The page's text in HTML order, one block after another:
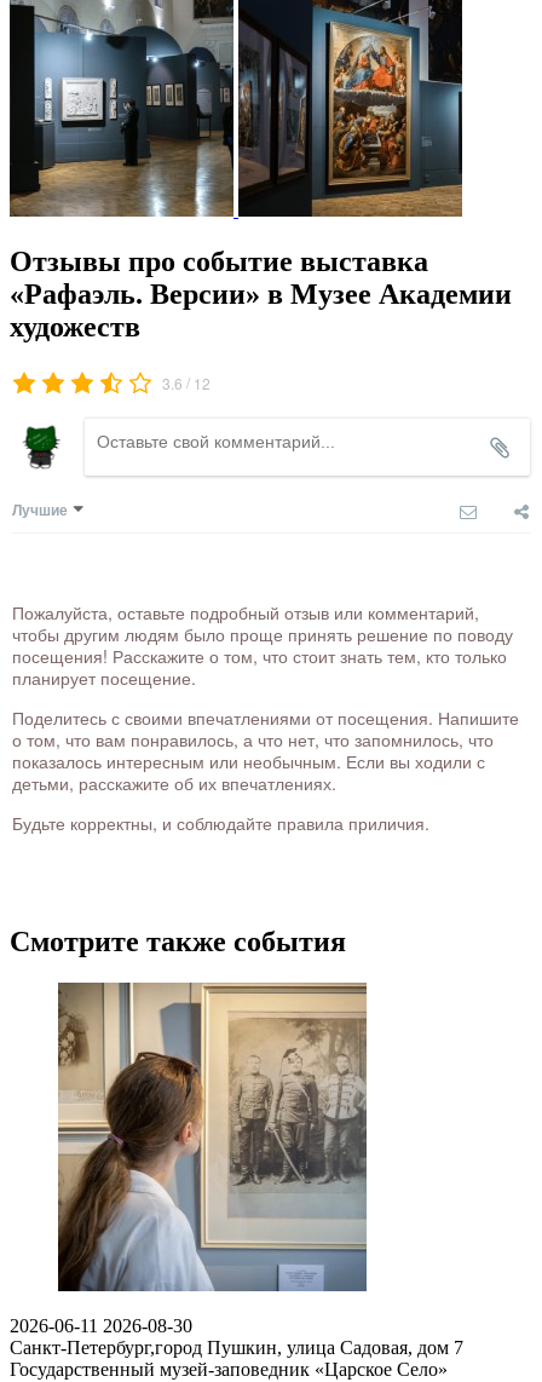
Отзывы про событие выставка
«Рафаэль. Версии» в Музее Академии
художеств
3.6 / 12
Лучшие
Пожалуйста, оставьте подробный отзыв или комментарий,
чтобы другим людям было проще принять решение по поводу
посещения! Расскажите о том, что стоит знать тем, кто только
планирует посещение.
Поделитесь с своими впечатлениями от посещения. Напишите
о том, что вам понравилось, а что нет, что запомнилось, что
показалось интересным или необычным. Если вы ходили с
детьми, расскажите об их впечатлениях.
Будьте корректны, и соблюдайте правила приличия.
Смотрите также события
2026-06-11 2026-08-30
Санкт-Петербург,город Пушкин, улица Садовая, дом 7
Государственный музей-заповедник «Царское Село»